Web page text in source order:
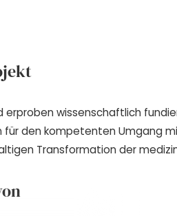
erproben wissenschaftlich
für den kompetenten Umgang
Transformation der